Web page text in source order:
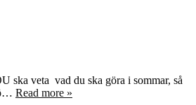
ska veta vad du ska göra i sommar, så
Read more »